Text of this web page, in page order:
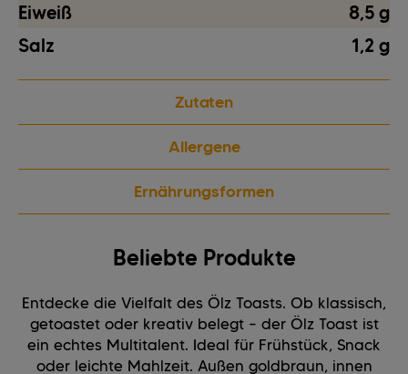
Eiweiß
8,5 g
Salz
1,2 g
Zutaten
Allergene
Ernährungsformen
Beliebte Produkte
Entdecke die Vielfalt des Ölz Toasts. Ob klassisch,
getoastet oder kreativ belegt – der Ölz Toast ist
ein echtes Multitalent. Ideal für Frühstück, Snack
oder leichte Mahlzeit. Außen goldbraun, innen